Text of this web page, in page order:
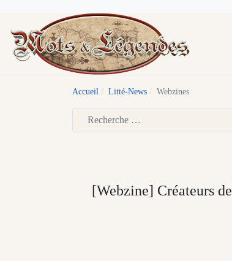
Accueil Litté-News Webzines
[Webzine] Créateurs